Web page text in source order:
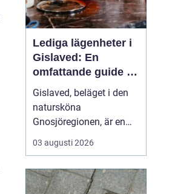
Lediga lägenheter i
Gislaved: En
omfattande guide till
rätt val
Gislaved, beläget i den
natursköna
Gnosjöregionen, är en
charmig kommun i
Jönköpings län känt för
och härliga natur. Med
03 augusti 2026